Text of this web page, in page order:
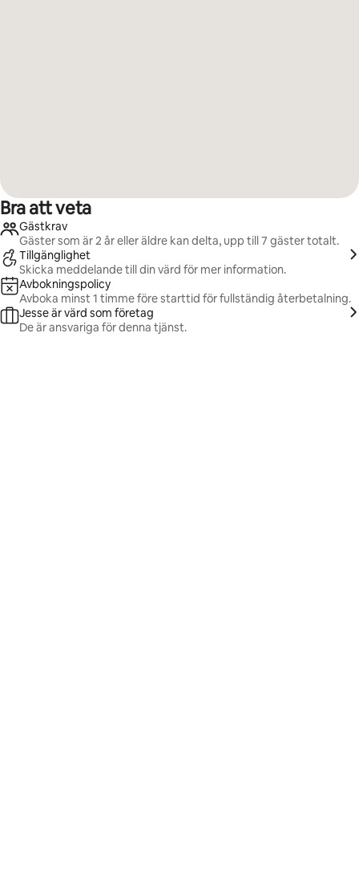
Bra att veta
Gästkrav
Gäster som är 2 år eller äldre kan delta, upp till 7 gäster totalt.
Tillgänglighet
Skicka meddelande till din värd för mer information.
Avbokningspolicy
Avboka minst 1 timme före starttid för fullständig återbetalning.
Jesse är värd som företag
De är ansvariga för denna tjänst.